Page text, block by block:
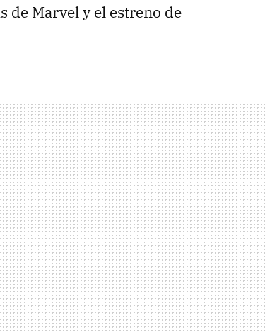
de Marvel y el estreno de